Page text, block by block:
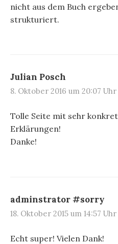
nicht aus dem Buch
strukturiert.
Julian Posch
8. Oktober 2016 um 20:07 Uhr
Tolle Seite mit sehr
Erklärungen!
Danke!
adminstrator #sorry
18. Oktober 2015 um 14:57 Uhr
Echt super! Vielen Dank!